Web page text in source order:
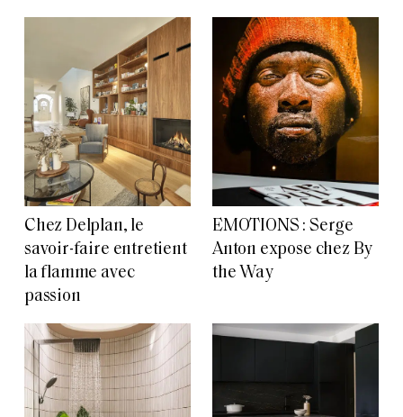
Chez Delplan, le
savoir-faire entretient
la flamme avec
passion
EMOTIONS : Serge
Anton expose chez By
the Way